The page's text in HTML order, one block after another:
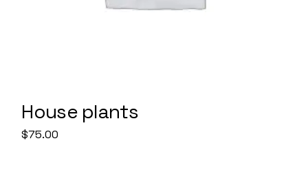
House plants
$75.00